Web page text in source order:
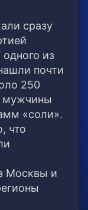
сразу
из
почти
250
мужчины
«соли».
что
Москвы и